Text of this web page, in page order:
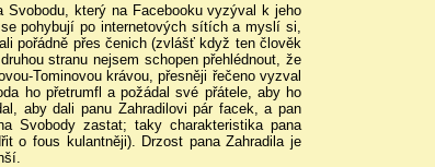
Svobodu, který na Facebooku vyzýval k jeho
pohybují po internetových sítích a myslí si,
pořádně přes čenich (zvlášť když ten člověk
stranu nejsem schopen přehlédnout, že
Tominovou krávou, přesněji řečeno vyzval
ho přetrumfl a požádal své přátele, aby ho
aby dali panu Zahradilovi pár facek, a pan
Svobody zastat; taky charakteristika pana
o fous kulantněji). Drzost pana Zahradila je